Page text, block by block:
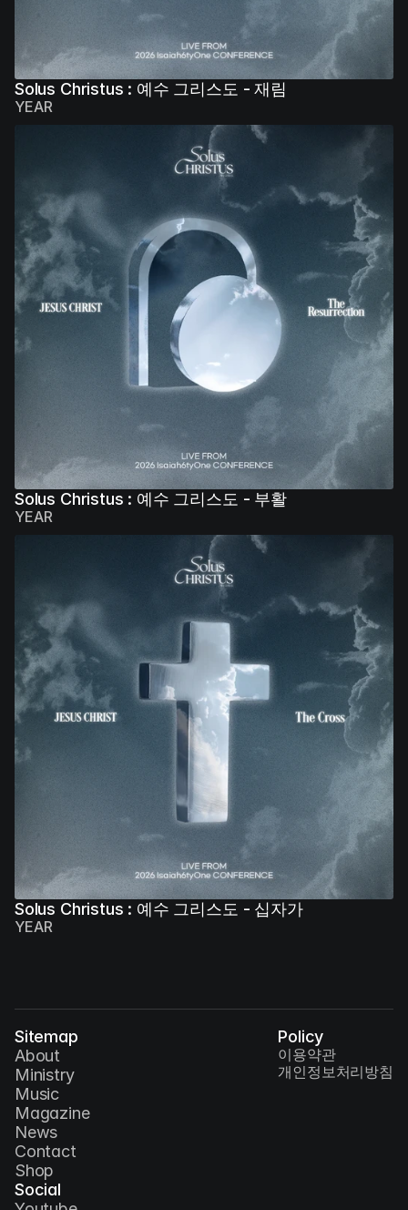
Solus Christus : 예수 그리스도 - 재림
YEAR
Solus Christus : 예수 그리스도 - 부활
YEAR
Solus Christus : 예수 그리스도 - 십자가
YEAR
Sitemap
About
Ministry
Music
Magazine
News
Contact
Shop
Policy
이용약관
개인정보처리방침
Social